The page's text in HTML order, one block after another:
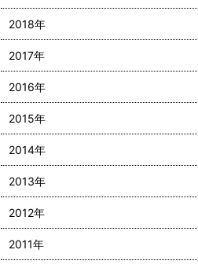
2018年
2017年
2016年
2015年
2014年
2013年
2012年
2011年